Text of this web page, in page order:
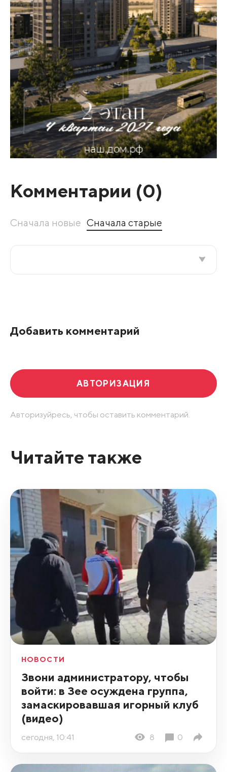
Комментарии (0)
Сначала новые Сначала старые
Добавить комментарий
АВТОРИЗАЦИЯ
Авторизуйресь, чтобы оставить комментарий.
Читайте также
НОВОСТИ
Звони администратору, чтобы
войти: в Зее осуждена группа,
замаскировавшая игорный клуб
(видео)
сегодня, 10:41 8 0